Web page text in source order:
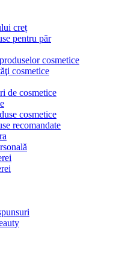
creț
pentru păr
cosmetice
cosmetice
de cosmetice
cosmetice
recomandate